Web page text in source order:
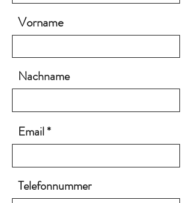
Vorname
Nachname
Email
Telefonnummer